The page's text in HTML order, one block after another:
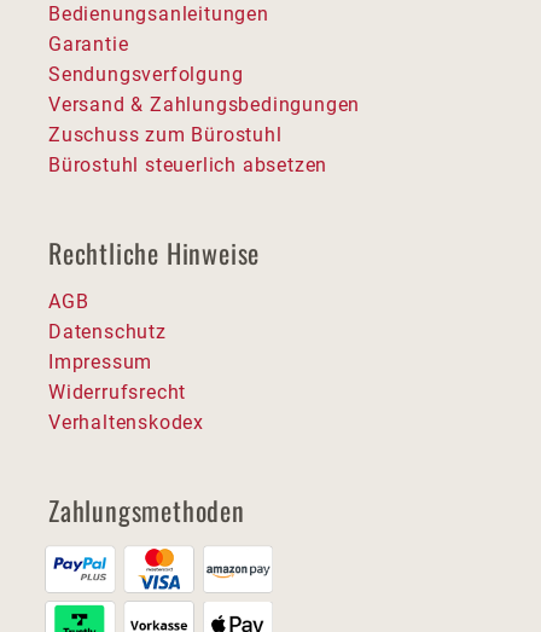
Bedienungsanleitungen
Garantie
Sendungsverfolgung
Versand & Zahlungsbedingungen
Zuschuss zum Bürostuhl
Bürostuhl steuerlich absetzen
Rechtliche Hinweise
AGB
Datenschutz
Impressum
Widerrufsrecht
Verhaltenskodex
Zahlungsmethoden